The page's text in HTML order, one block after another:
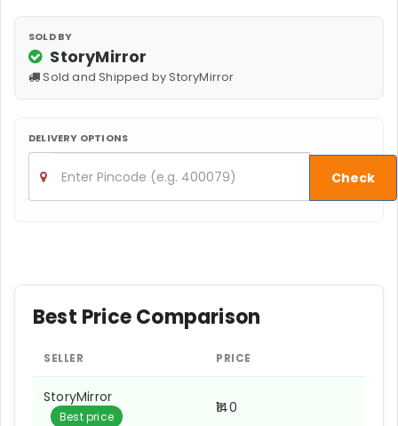
SOLD BY
StoryMirror
Sold and Shipped by StoryMirror
DELIVERY OPTIONS
Check
Best Price Comparison
SELLER PRICE
StoryMirror
Best price
₹140